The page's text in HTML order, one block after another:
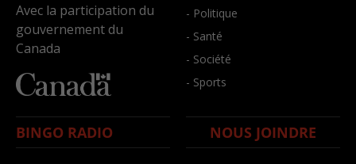
Avec la participation du
gouvernement du
Canada
- Politique
- Santé
- Société
- Sports
BINGO RADIO NOUS JOINDRE